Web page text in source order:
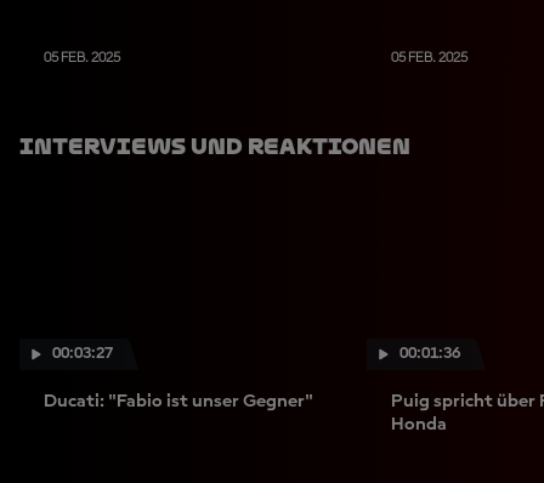
05 FEB. 2025 05 FEB. 2025
Interviews Und Reaktionen
00:03:27
Ducati: "Fabio ist unser Gegner"
00:01:36
Puig spricht über
Honda